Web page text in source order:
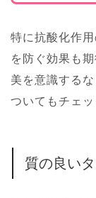
特に抗酸化作
を防ぐ効果も期
美を意識する
ついてもチェッ
質の良い